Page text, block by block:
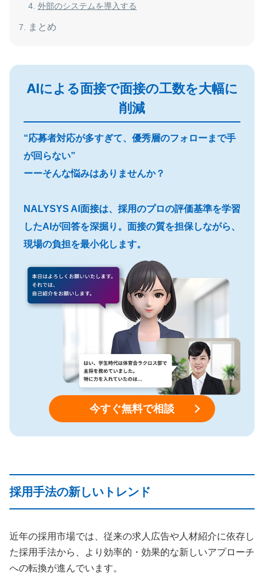
外部のシステムを導入する
まとめ
AIによる面接で面接の工数を大幅に
削減
“応募者対応が多すぎて、優秀層のフォローまで手
が回らない”
ーーそんな悩みはありませんか？
NALYSYS AI面接は、採用のプロの評価基準を学習
したAIが回答を深掘り。面接の質を担保しながら、
現場の負担を最小化します。
今すぐ無料で相談
採用手法の新しいトレンド
近年の採用市場では、従来の求人広告や人材紹介に依存し
た採用手法から、より効率的・効果的な新しいアプローチ
への転換が進んでいます。